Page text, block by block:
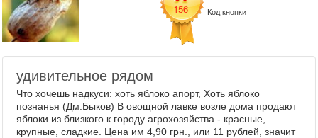
Месяц
Архив
Фототоп
Видеотоп
Код кнопки
удивительное рядом
Что хочешь надкуси: хоть яблоко апорт, Хоть яблоко
познанья (Дм.Быков) В овощной лавке возле дома продают
яблоки из близкого к городу агрохозяйства - красные,
крупные, сладкие. Цена им 4,90 грн., или 11 рублей, значит